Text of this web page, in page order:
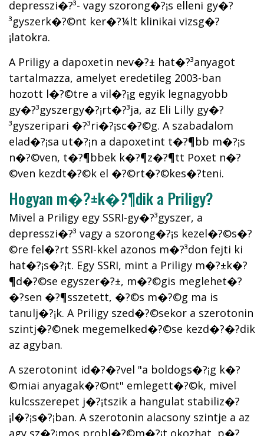
depresszi�?³- vagy szorong�?¡s elleni gy�?
³gyszerk�?©nt ker�?¼lt klinikai vizsg�?
¡latokra.
A Priligy a dapoxetin nev�?± hat�?³anyagot
tartalmazza, amelyet eredetileg 2003-ban
hozott l�?©tre a vil�?¡g egyik legnagyobb
gy�?³gyszergy�?¡rt�?³ja, az Eli Lilly gy�?
³gyszeripari �?³ri�?¡sc�?©g. A szabadalom
elad�?¡sa ut�?¡n a dapoxetint t�?¶bb m�?¡s
n�?©ven, t�?¶bbek k�?¶z�?¶tt Poxet n�?
©ven kezdt�?©k el �?©rt�?©kes�?­teni.
Hogyan m�?±k�?¶dik a Priligy?
Mivel a Priligy egy SSRI-gy�?³gyszer, a
depresszi�?³ vagy a szorong�?¡s kezel�?©s�?
©re fel�?­rt SSRI-kkel azonos m�?³don fejti ki
hat�?¡s�?¡t. Egy SSRI, mint a Priligy m�?±k�?
¶d�?©se egyszer�?±, m�?©gis meglehet�?
�?sen �?¶sszetett, �?©s m�?©g ma is
tanulj�?¡k. A Priligy szed�?©sekor a szerotonin
szintj�?©nek megemelked�?©se kezd�?�?dik
az agyban.
A szerotonint id�?�?vel "a boldogs�?¡g k�?
©miai anyagak�?©nt" emlegett�?©k, mivel
kulcsszerepet j�?¡tszik a hangulat stabiliz�?
¡l�?¡s�?¡ban. A szerotonin alacsony szintje a az
agy sz�?¡mos probl�?©m�?¡t okozhat, p�?